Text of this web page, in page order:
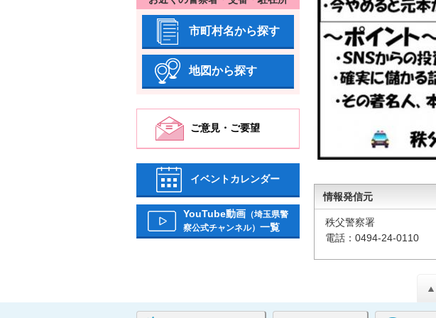
市町村名から探す
地図から探す
ご意見・ご要望
イベントカレンダー
YouTube動画 （埼玉県警
察公式チャンネル） 一覧
情報発信元
秩父警察署
電話：0494-24-0110